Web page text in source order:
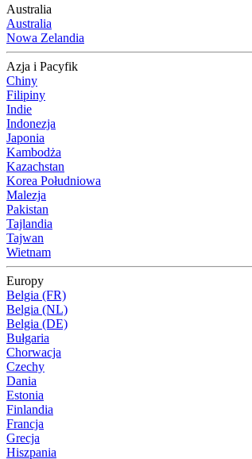
Australia
Australia
Nowa Zelandia
Azja i Pacyfik
Chiny
Filipiny
Indie
Indonezja
Japonia
Kambodża
Kazachstan
Korea Południowa
Malezja
Pakistan
Tajlandia
Tajwan
Wietnam
Europy
Belgia (FR)
Belgia (NL)
Belgia (DE)
Bułgaria
Chorwacja
Czechy
Dania
Estonia
Finlandia
Francja
Grecja
Hiszpania